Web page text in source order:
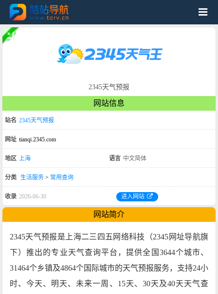
2345天气预报
网站信息
站名 2345天气预报
网址 tianqi.2345.com
地区 上海 语言 中文简体
分类 生活服务 > 常用查询
收录 2026-06-30 进入网站
网站简介
2345天气预报是上海二三四五网络科技（2345网址导航旗
下）推出的专业天气查询平台，提供全国3644个城市、
31464个乡镇及4864个国际城市的天气预报服务，支持24小
时、今天、明天、未来一周、15天、30天及40天天气查